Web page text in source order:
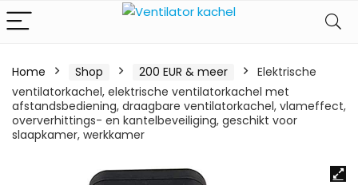
Home Shop 200 EUR & meer
Elektrische
ventilatorkachel, elektrische ventilatorkachel met
afstandsbediening, draagbare ventilatorkachel, vlameffect,
oververhittings- en kantelbeveiliging, geschikt voor
slaapkamer, werkkamer